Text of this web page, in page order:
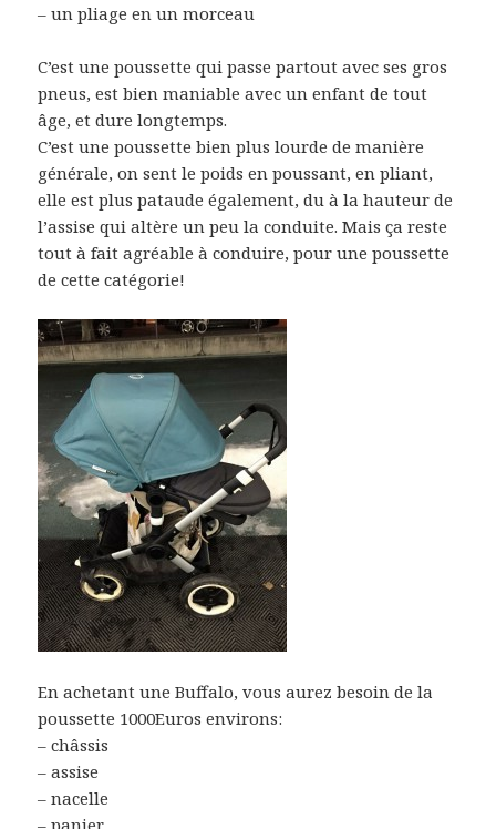
– un pliage en un morceau
C’est une poussette qui passe partout avec ses gros
pneus, est bien maniable avec un enfant de tout
âge, et dure longtemps.
C’est une poussette bien plus lourde de manière
générale, on sent le poids en poussant, en pliant,
elle est plus pataude également, du à la hauteur de
l’assise qui altère un peu la conduite. Mais ça reste
tout à fait agréable à conduire, pour une poussette
de cette catégorie!
En achetant une Buffalo, vous aurez besoin de la
poussette 1000Euros environs:
– châssis
– assise
– nacelle